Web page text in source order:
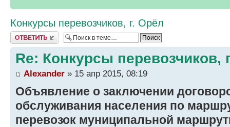
Конкурсы перевозчиков, г. Орёл
Ответить
Re: Конкурсы перевозчиков,
Alexander » 15 апр 2015, 08:19
Объявление о заключении
обслуживания населения по
перевозок муниципальной